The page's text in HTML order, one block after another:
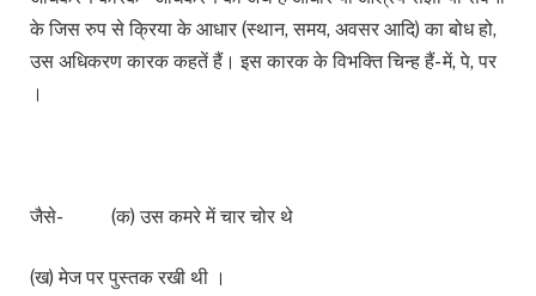
के जिस रुप से क्रिया के आधार (स्थान, समय, अवसर आदि) का बोध हो,
उस अधिकरण कारक कहतें हैं। इस कारक के विभक्ति चिन्ह हैं- में, पे, पर
।
जैसे- (क) उस कमरे में चार चोर थे
(ख) मेज पर पुस्तक रखी थी ।